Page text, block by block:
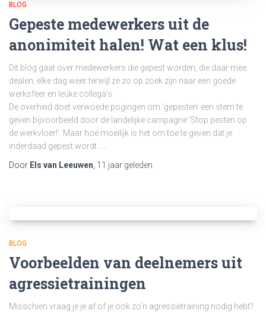
BLOG
Gepeste medewerkers uit de
anonimiteit halen! Wat een klus!
Dit blog gaat over medewerkers die gepest worden, die daar mee
dealen, elke dag weer terwijl ze zo op zoek zijn naar een goede
werksfeer en leuke collega’s.
De overheid doet verwoede pogingen om ‘gepesten’ een stem te
geven bijvoorbeeld door de landelijke campagne ‘Stop pesten op
de werkvloer!’. Maar hoe moeilijk is het om toe te geven dat je
inderdaad gepest wordt …..
Door Els van Leeuwen, 11 jaar geleden
BLOG
Voorbeelden van deelnemers uit
agressietrainingen
Misschien vraag je je af of je ook zo’n agressietraining nodig hebt?